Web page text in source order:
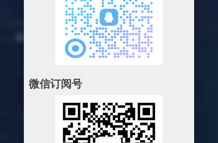
微信订阅号